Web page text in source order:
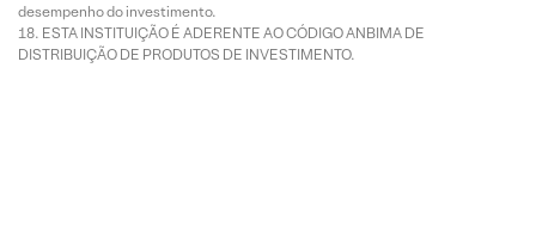
desempenho do investimento.
ESTA INSTITUIÇÃO É ADERENTE AO CÓDIGO ANBIMA DE
DISTRIBUIÇÃO DE PRODUTOS DE INVESTIMENTO.